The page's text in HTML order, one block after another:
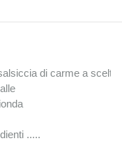
di carme a scelta
.....